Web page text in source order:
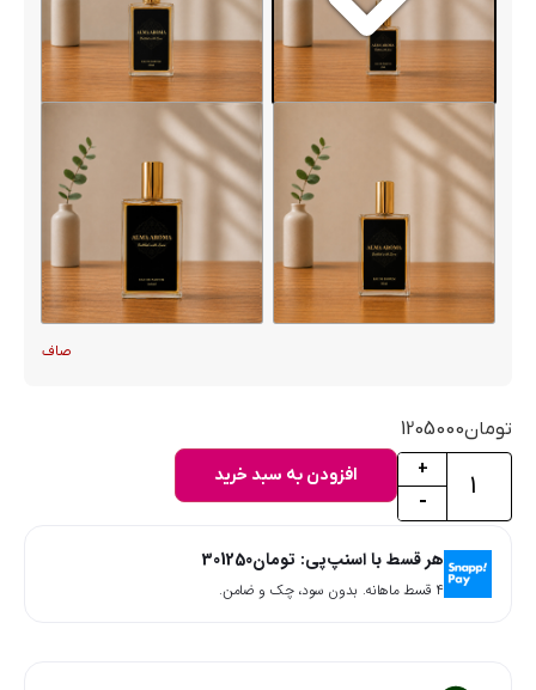
صاف
تومان1205000
-
+ افزودن به سبد خرید
هر قسط با اسنپ‌پی: تومان301250
۴ قسط ماهانه. بدون سود، چک و ضامن.